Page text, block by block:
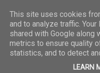
This site uses cookies
and to analyze traffic.
shared with Google along
metrics to ensure quality
statistics, and to detect
LEARN